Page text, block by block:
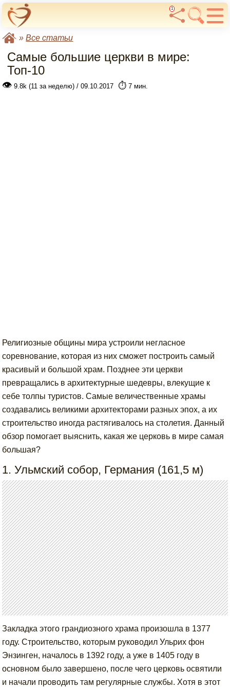
1
»Все статьи
Самые большие церкви в мире:
Топ-10
👁 9.8k (11 за неделю) / 09.10.2017 ⏱️ 7 мин.
Религиозные общины мира устроили негласное
соревнование, которая из них сможет построить самый
красивый и большой храм. Позднее эти церкви
превращались в архитектурные шедевры, влекущие к
себе толпы туристов. Самые величественные храмы
создавались великими архитекторами разных эпох, а их
строительство иногда растягивалось на столетия. Данный
обзор помогает выяснить, какая же церковь в мире самая
большая?
1. Ульмский собор, Германия (161,5 м)
Закладка этого грандиозного храма произошла в 1377
году. Строительство, которым руководил Ульрих фон
Энзинген, началось в 1392 году, а уже в 1405 году в
основном было завершено, после чего церковь освятили
и начали проводить там регулярные службы. Хотя в этот